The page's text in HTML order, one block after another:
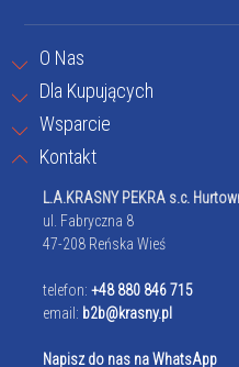
O Nas
Dla Kupujących
Wsparcie
Kontakt
L.A.KRASNY PEKRA s.c.
ul. Fabryczna 8
47-208 Reńska Wieś
telefon: +48 880 846 715
email: b2b@krasny.pl
Napisz do nas na WhatsApp